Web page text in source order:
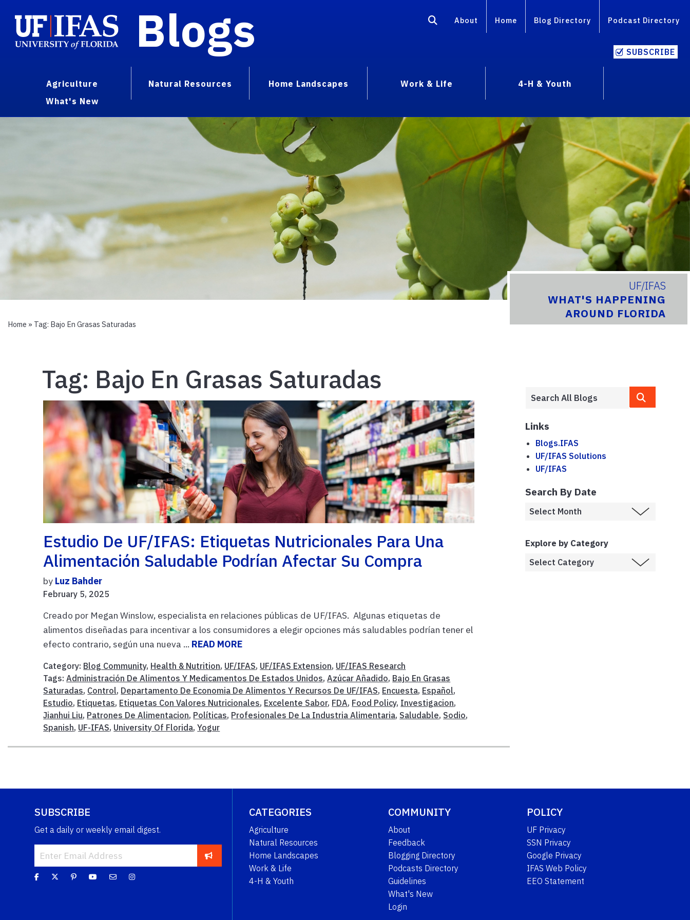
Blogs About Home Blog Directory Podcast Directory
SUBSCRIBE
Agriculture Natural Resources Home Landscapes Work & Life
4-H & Youth
What's New
UF/IFAS
WHAT'S HAPPENING
AROUND FLORIDA
Home » Tag: Bajo En Grasas Saturadas
Tag: Bajo En Grasas Saturadas
Estudio De UF/IFAS: Etiquetas Nutricionales Para Una
Alimentación Saludable Podrían Afectar Su Compra
by Luz Bahder
February 5, 2025
Creado por Megan Winslow, especialista en relaciones públicas de UF/IFAS. Algunas etiquetas de
alimentos diseñadas para incentivar a los consumidores a elegir opciones más saludables podrían tener el
efecto contrario, según una nueva ... READ MORE
Category: Blog Community, Health & Nutrition, UF/IFAS, UF/IFAS Extension, UF/IFAS Research
Tags:Administración De Alimentos Y Medicamentos De Estados Unidos,Azúcar Añadido, Bajo En Grasas
Saturadas, Control, Departamento De Economia De Alimentos Y Recursos De UF/IFAS, Encuesta, Español,
Estudio, Etiquetas, Etiquetas Con Valores Nutricionales, Excelente Sabor, FDA, Food Policy, Investigacion,
Jianhui Liu, Patrones De Alimentacion, Políticas, Profesionales De La Industria Alimentaria, Saludable, Sodio,
Spanish, UF-IFAS, University Of Florida,Yogur
Links
Blogs.IFAS
UF/IFAS Solutions
UF/IFAS
Search By Date
Explore by Category
SUBSCRIBE
Get a daily or weekly email digest.
CATEGORIES
Agriculture
Natural Resources
Home Landscapes
Work & Life
4-H & Youth
COMMUNITY
About
Feedback
Blogging Directory
Podcasts Directory
Guidelines
What's New
Login
POLICY
UF Privacy
SSN Privacy
Google Privacy
IFAS Web Policy
EEO Statement